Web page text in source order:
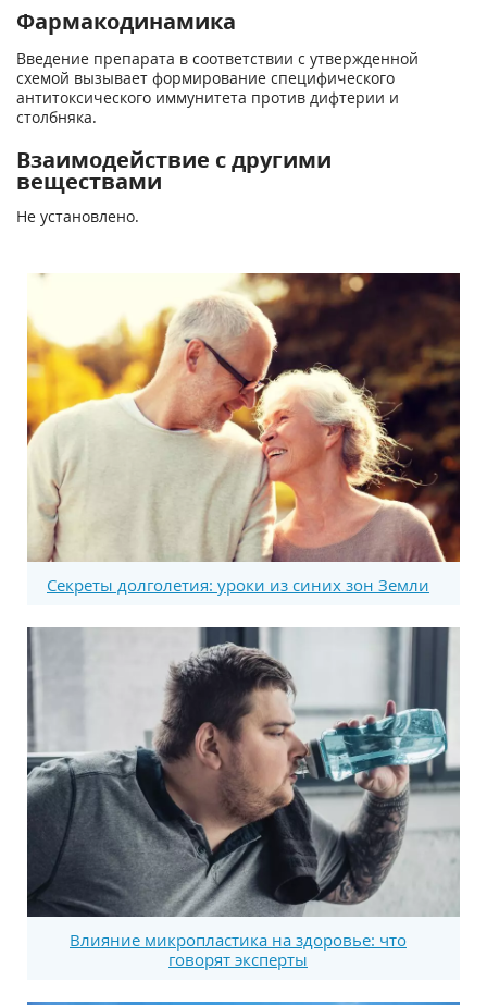
Фармакодинамика
Введение препарата в соответствии с утвержденной
схемой вызывает формирование специфического
антитоксического иммунитета против дифтерии и
столбняка.
Взаимодействие с другими
веществами
Не установлено.
Секреты долголетия: уроки из синих зон Земли
Влияние микропластика на здоровье: что
говорят эксперты